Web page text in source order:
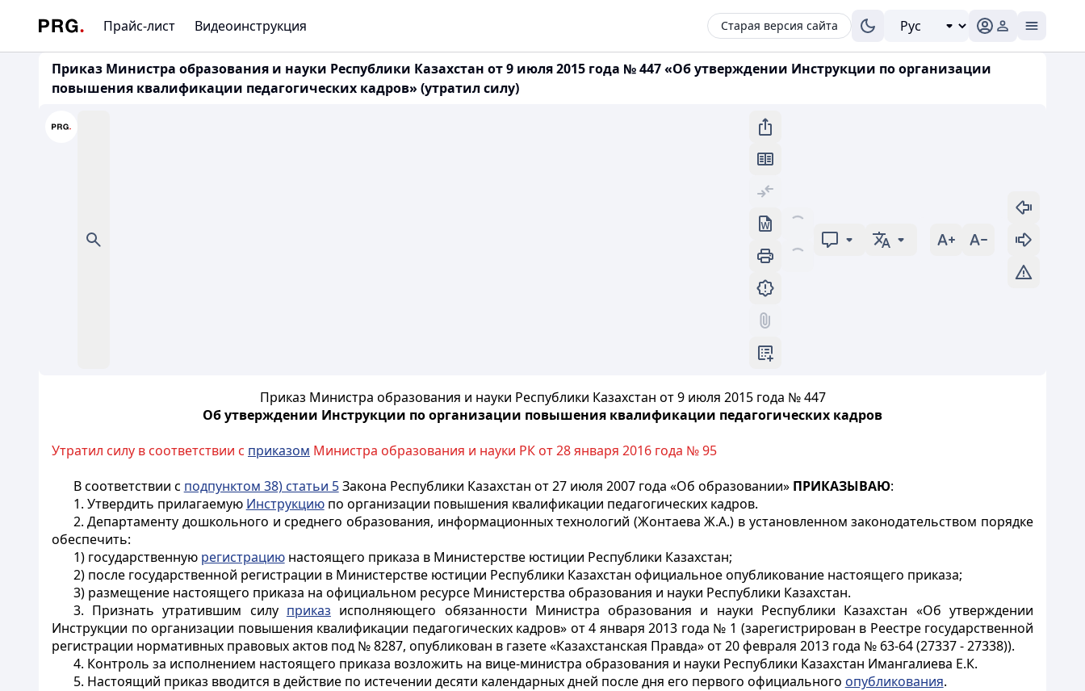
Прайс-лист Видеоинструкция Старая версия сайта
Приказ Министра образования и науки Республики Казахстан от 9 июля 2015 года № 447 «Об утверждении Инструкции по организации
повышения квалификации педагогических кадров» (утратил силу)
Приказ Министра образования и науки Республики Казахстан от 9 июля 2015 года № 447
Об утверждении Инструкции по организации повышения квалификации педагогических кадров
Утратил силу в соответствии с приказом Министра образования и науки РК от 28 января 2016 года № 95
В соответствии с подпунктом 38) статьи 5Закона Республики Казахстан от 27 июля 2007 года «Об образовании» ПРИКАЗЫВАЮ:
1. Утвердить прилагаемую Инструкциюпо организации повышения квалификации педагогических кадров.
2. Департаменту дошкольного и среднего образования, информационных технологий (Жонтаева Ж.А.) в установленном законодательством порядке
обеспечить:
1) государственную регистрациюнастоящего приказа в Министерстве юстиции Республики Казахстан;
2) после государственной регистрации в Министерстве юстиции Республики Казахстан официальное опубликование настоящего приказа;
3) размещение настоящего приказа на официальном ресурсе Министерства образования и науки Республики Казахстан.
3. Признать утратившим силу приказ исполняющего обязанности Министра образования и науки Республики Казахстан «Об утверждении
Инструкции по организации повышения квалификации педагогических кадров» от 4 января 2013 года № 1 (зарегистрирован в Реестре государственной
регистрации нормативных правовых актов под № 8287, опубликован в газете «Казахстанская Правда» от 20 февраля 2013 года № 63-64 (27337 - 27338)).
4. Контроль за исполнением настоящего приказа возложить на вице-министра образования и науки Республики Казахстан Имангалиева Е.К.
5. Настоящий приказ вводится в действие по истечении десяти календарных дней после дня его первого официального опубликования.